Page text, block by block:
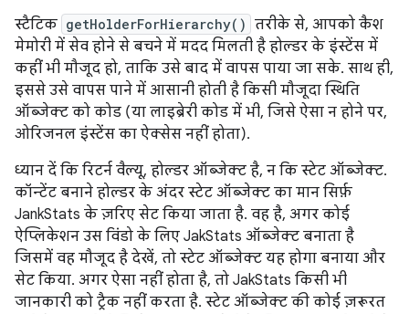
स्टैटिक getHolderForHierarchy() तरीके से, आपको कैश
मेमोरी में सेव होने से बचने में मदद मिलती है होल्डर के इंस्टेंस में
कहीं भी मौजूद हो, ताकि उसे बाद में वापस पाया जा सके. साथ ही,
इससे उसे वापस पाने में आसानी होती है किसी मौजूदा स्थिति
ऑब्जेक्ट को कोड (या लाइब्रेरी कोड में भी, जिसे ऐसा न होने पर,
ओरिजनल इंस्टेंस का ऐक्सेस नहीं होता).
ध्यान दें कि रिटर्न वैल्यू, होल्डर ऑब्जेक्ट है, न कि स्टेट ऑब्जेक्ट.
कॉन्टेंट बनाने होल्डर के अंदर स्टेट ऑब्जेक्ट का मान सिर्फ़
JankStats के ज़रिए सेट किया जाता है. वह है, अगर कोई
ऐप्लिकेशन उस विंडो के लिए JakStats ऑब्जेक्ट बनाता है
जिसमें वह मौजूद है देखें, तो स्टेट ऑब्जेक्ट यह होगा बनाया और
सेट किया. अगर ऐसा नहीं होता है, तो JakStats किसी भी
जानकारी को ट्रैक नहीं करता है. स्टेट ऑब्जेक्ट की कोई ज़रूरत